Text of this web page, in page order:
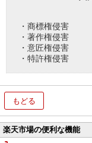
・商標権侵害
・著作権侵害
・意匠権侵害
・特許権侵害
もどる
楽天市場の便利な機能